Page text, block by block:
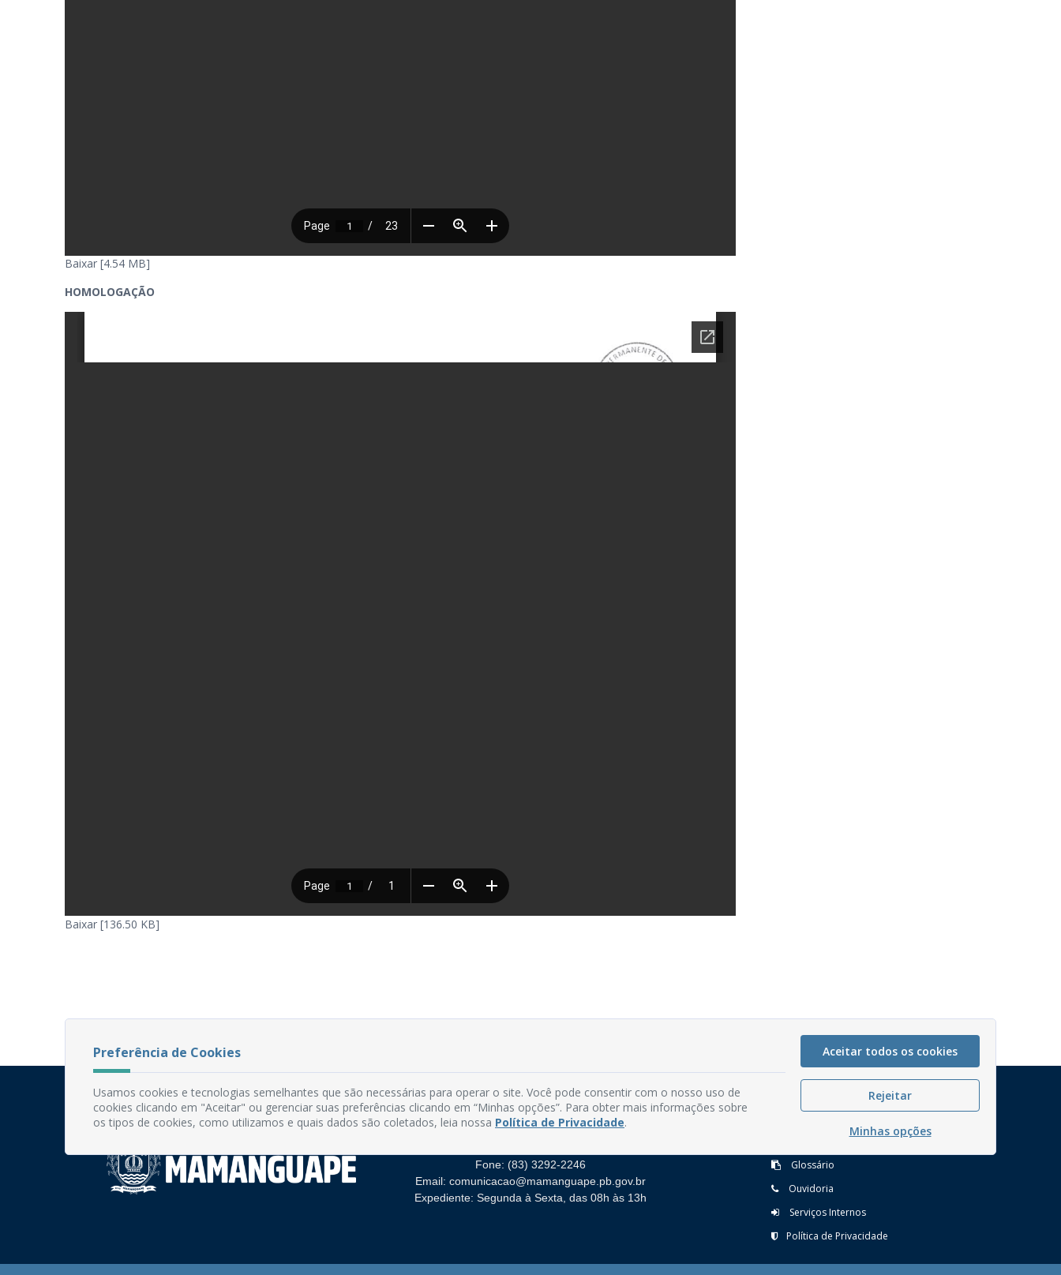
Baixar [4.54 MB]
HOMOLOGAÇÃO
Baixar [136.50 KB]
Rua do Imperador, 78, Centro
Fone: (83) 3292-2246
Email: comunicacao@mamanguape.pb.gov.br
Expediente: Segunda à Sexta, das 08h às 13h
Manual de Navegação
Glossário
Ouvidoria
Serviços Internos
Política de Privacidade
Preferência de Cookies
Usamos cookies e tecnologias semelhantes que são necessárias para operar o site. Você pode consentir com o nosso uso de
cookies clicando em "Aceitar" ou gerenciar suas preferências clicando em “Minhas opções”. Para obter mais informações sobre
os tipos de cookies, como utilizamos e quais dados são coletados, leia nossa Política de Privacidade.
Aceitar todos os cookies
Rejeitar
Minhas opções